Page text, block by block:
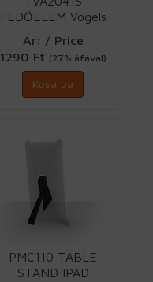
FEDŐELEM Vogels
Ár: / Price
1290 Ft (27% áfával)
Kosárba
PMC110 TABLE
STAND IPAD